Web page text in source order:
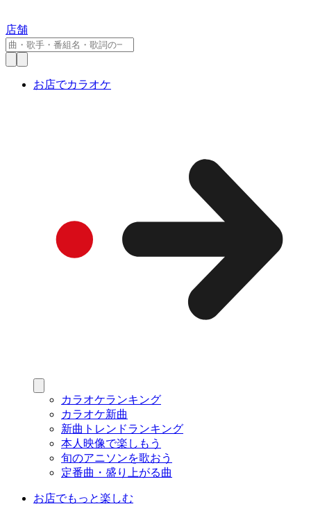
店舗
お店でカラオケ
カラオケランキング
カラオケ新曲
新曲トレンドランキング
本人映像で楽しもう
旬のアニソンを歌おう
定番曲・盛り上がる曲
お店でもっと楽しむ